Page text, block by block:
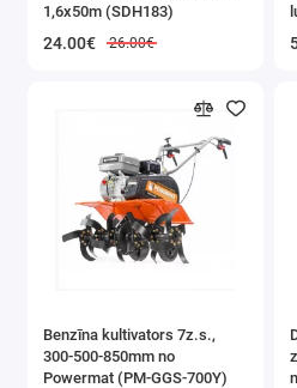
ATBILSTĪBA
SENSORA
✅ PARAMETRI:
Ierīces tips:
Gāzes un
sensors
1,6x50m (SDH183)
24.00€ 26.00€
Benzīna kultivators 7z.s.,
300-500-850mm no
Powermat (PM-GGS-700Y)